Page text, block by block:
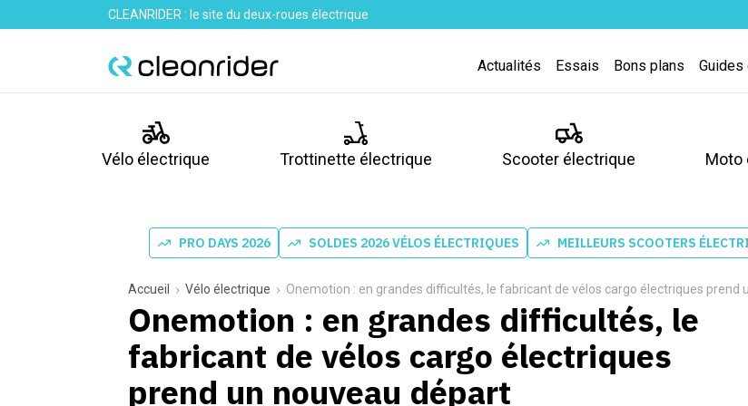
CLEANRIDER : le site du deux-roues électrique
Actualités Essais Bons plans Guides
Vélo électrique Trottinette électrique Scooter électrique Moto
PRO DAYS 2026 SOLDES 2026 VÉLOS ÉLECTRIQUES MEILLEURS SCOOTERS
Accueil Vélo électrique Onemotion : en grandes difficultés, le fabricant de vélos cargo électriques prend un nouveau départ
Onemotion : en grandes difficultés, le
fabricant de vélos cargo électriques
prend un nouveau départ